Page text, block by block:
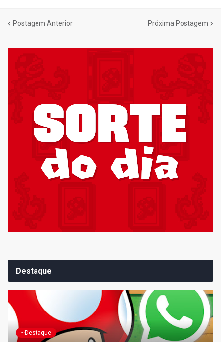
Postagem Anterior Próxima Postagem
Destaque
~Destaque